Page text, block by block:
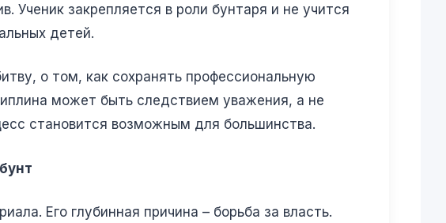
Ученик закрепляется в роли бунтаря и не учится
детей.
о том, как сохранять профессиональную
может быть следствием уважения, а не
становится возможным для большинства.
Его глубинная причина – борьба за власть.